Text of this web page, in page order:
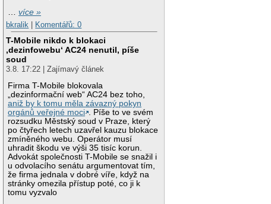
…více »
bkralik
Komentářů: 0
T-Mobile nikdo k blokaci
‚dezinfowebu‘ AC24 nenutil, píše
soud
3.8. 17:22 | Zajímavý článek
Firma T-Mobile blokovala
„dezinformační web“ AC24 bez toho,
aniž by k tomu měla závazný pokyn
orgánů veřejné moci . Píše to ve svém
rozsudku Městský soud v Praze, který
po čtyřech letech uzavřel kauzu blokace
zmíněného webu. Operátor musí
uhradit škodu ve výši 35 tisíc korun.
Advokát společnosti T-Mobile se snažil i
u odvolacího senátu argumentovat tím,
že firma jednala v dobré víře, když na
stránky omezila přístup poté, co ji k
tomu vyzvalo